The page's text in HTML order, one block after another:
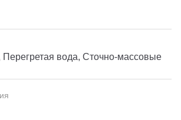
Перегретая вода, Сточно-массовые